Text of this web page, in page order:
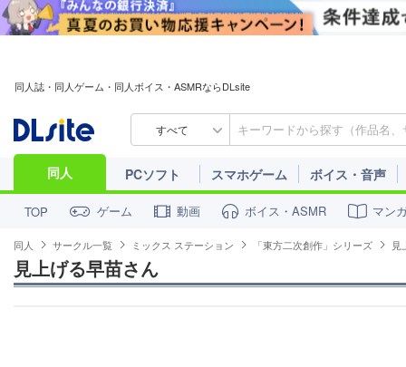
同人誌・同人ゲーム・同人ボイス・ASMRならDLsite
すべて
同人 PCソフト スマホゲーム ボイス・音声
TOP ゲーム 動画 ボイス・ASMR マン
同人 サークル一覧 ミックス ステーション 「東方二次創作」シリーズ 見
見上げる早苗さん